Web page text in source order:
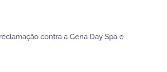
contra a Gena Day Spa e